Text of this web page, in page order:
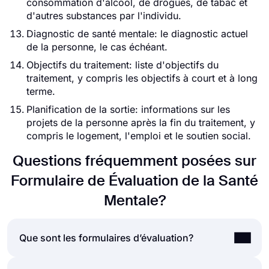
consommation d'alcool, de drogues, de tabac et
d'autres substances par l'individu.
Diagnostic de santé mentale: le diagnostic actuel
de la personne, le cas échéant.
Objectifs du traitement: liste d'objectifs du
traitement, y compris les objectifs à court et à long
terme.
Planification de la sortie: informations sur les
projets de la personne après la fin du traitement, y
compris le logement, l'emploi et le soutien social.
Questions fréquemment posées sur
Formulaire de Évaluation de la Santé
Mentale?
Que sont les formulaires d’évaluation?